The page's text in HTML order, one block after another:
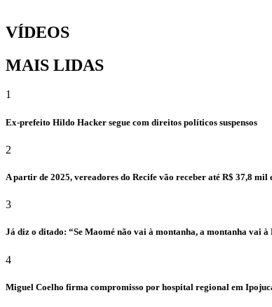
VÍDEOS
MAIS LIDAS
1
Ex-prefeito Hildo Hacker segue com direitos políticos suspensos
2
A partir de 2025, vereadores do Recife vão receber até R$ 37,8
3
Já diz o ditado: “Se Maomé não vai à montanha, a montanha vai à
4
Miguel Coelho firma compromisso por hospital regional em